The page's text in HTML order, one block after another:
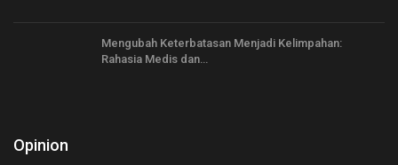
Mengubah Keterbatasan Menjadi Kelimpahan:
Rahasia Medis dan…
Opinion